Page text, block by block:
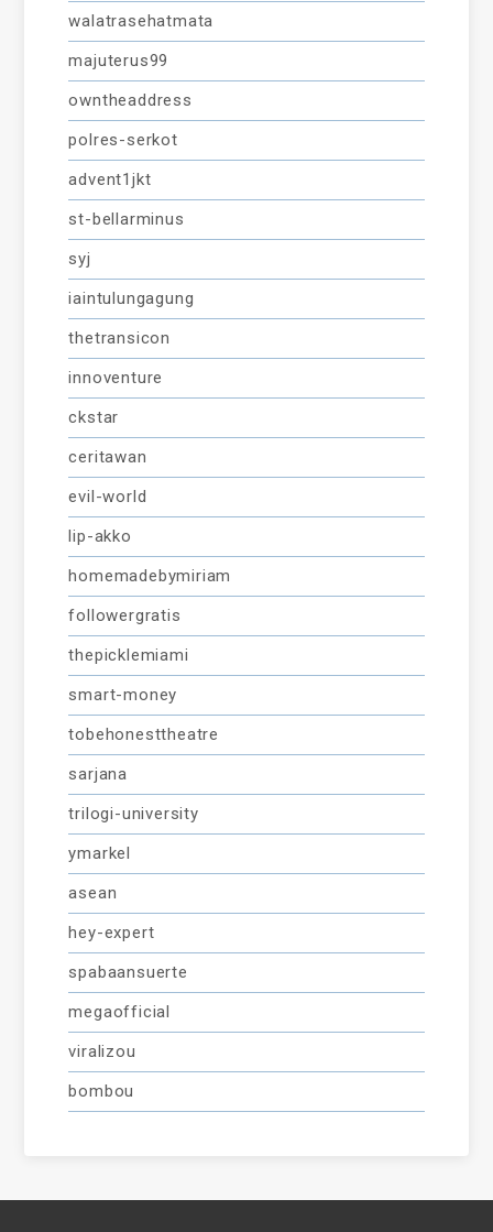
walatrasehatmata
majuterus99
owntheaddress
polres-serkot
advent1jkt
st-bellarminus
syj
iaintulungagung
thetransicon
innoventure
ckstar
ceritawan
evil-world
lip-akko
homemadebymiriam
followergratis
thepicklemiami
smart-money
tobehonesttheatre
sarjana
trilogi-university
ymarkel
asean
hey-expert
spabaansuerte
megaofficial
viralizou
bombou